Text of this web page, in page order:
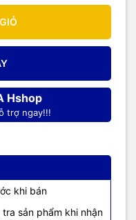
Hshop
trợ ngay!!!
khi bán
sản phẩm khi nhận